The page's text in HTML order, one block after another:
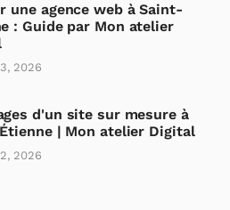
une agence web à Saint-
: Guide par Mon atelier
2026
d'un site sur mesure à
| Mon atelier Digital
2026